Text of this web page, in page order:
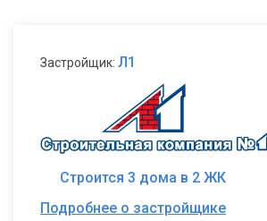
Застройщик: Л1
Строится 3 дома в 2 ЖК
Подробнее о застройщике